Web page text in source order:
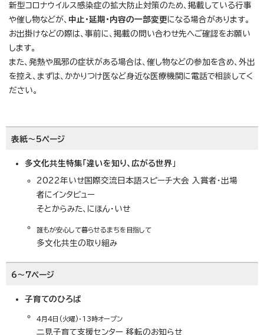
新型コロナウイルス感染症の拡大防止対策のため、掲載している行事
や催し物などが、 中止・延期・内容の一部変更になる場合があります。
お出掛けなどの際は、事前に、掲載の問い合わせ先へご確認をお願い
します。
また、発熱や風邪の症状がある場合は、催し物などの参加を含め、外出
を控え、まずは、かかりつけ医など身近な医療機関に電話で相談してく
ださい。
表紙～5ページ
多文化共生特集「違いを知り、広がる世界 」
2022年いせ国際交流日本語スピーチ大会 入賞者・出場
者にインタビュー
そとからみた、にほん・いせ
誰もが安心して暮らせるまちを目指して
多文化共生の取り組み
6～7ページ
子育てのひろば
4月4日(火曜)・13時オープン
二見子育て支援センター 移転のお知らせ